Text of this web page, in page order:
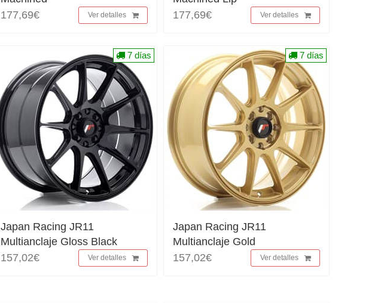
177,69€
Ver detalles
177,69€
Ver detalles
Japan Racing JR11
Multianclaje Gloss Black
157,02€
Ver detalles
7 días
Japan Racing JR11
Multianclaje Gold
157,02€
Ver detalles
7 días